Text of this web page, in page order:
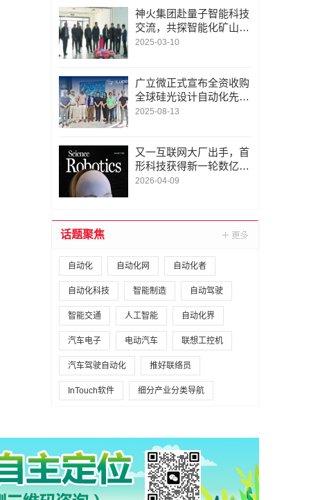
rnet/IP、BACnet/IP等多
种协议
神火集团赴量子智能科技
交流，共探智能化矿山新
未来
2025-03-10
广立微正式宣布全资收购
全球硅光设计自动化先锋
LUCEDA
2025-08-13
又一互联网大厂出手，首
形科技获得新一轮数亿元
A1轮融资｜人脸机器人首
2026-04-09
话题聚焦
自动化 自动化网 自动化者
自动化科技 智能制造 自动驾驶
智能交通 人工智能 自动化界
汽车电子 电动汽车 联想工控机
汽车驾驶自动化 推好联络员
InTouch软件 细分产业分类导航